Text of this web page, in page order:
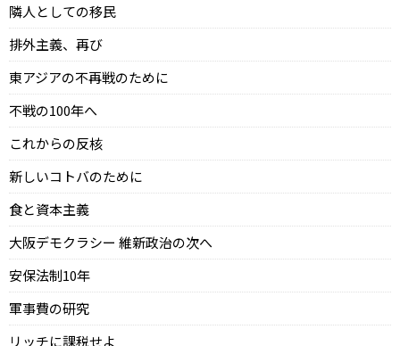
隣人としての移民
排外主義、再び
東アジアの不再戦のために
不戦の100年へ
これからの反核
新しいコトバのために
食と資本主義
大阪デモクラシー 維新政治の次へ
安保法制10年
軍事費の研究
リッチに課税せよ